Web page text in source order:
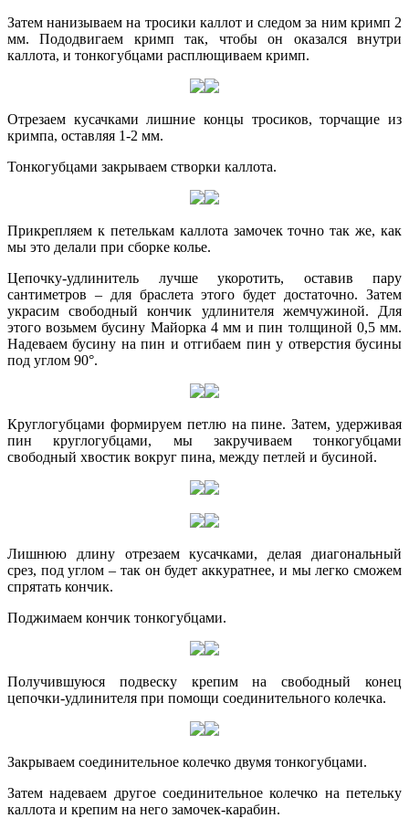
Затем нанизываем на тросики каллот и следом за ним кримп 2
мм. Пододвигаем кримп так, чтобы он оказался внутри
каллота, и тонкогубцами расплющиваем кримп.
Отрезаем кусачками лишние концы тросиков, торчащие из
кримпа, оставляя 1-2 мм.
Тонкогубцами закрываем створки каллота.
Прикрепляем к петелькам каллота замочек точно так же, как
мы это делали при сборке колье.
Цепочку-удлинитель лучше укоротить, оставив пару
сантиметров – для браслета этого будет достаточно. Затем
украсим свободный кончик удлинителя жемчужиной. Для
этого возьмем бусину Майорка 4 мм и пин толщиной 0,5 мм.
Надеваем бусину на пин и отгибаем пин у отверстия бусины
под углом 90°.
Круглогубцами формируем петлю на пине. Затем, удерживая
пин круглогубцами, мы закручиваем тонкогубцами
свободный хвостик вокруг пина, между петлей и бусиной.
Лишнюю длину отрезаем кусачками, делая диагональный
срез, под углом – так он будет аккуратнее, и мы легко сможем
спрятать кончик.
Поджимаем кончик тонкогубцами.
Получившуюся подвеску крепим на свободный конец
цепочки-удлинителя при помощи соединительного колечка.
Закрываем соединительное колечко двумя тонкогубцами.
Затем надеваем другое соединительное колечко на петельку
каллота и крепим на него замочек-карабин.